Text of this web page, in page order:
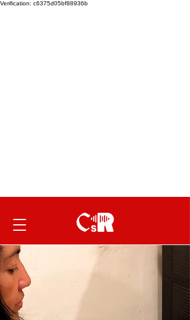
Verification: c6375d05bf88936b